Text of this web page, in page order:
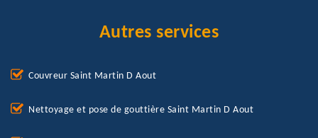
Autres services
Couvreur Saint Martin D Aout
Nettoyage et pose de gouttière Saint Martin D Aout